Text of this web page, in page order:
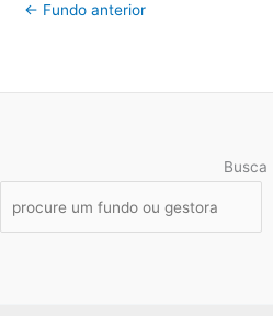
← Fundo anterior
Busca